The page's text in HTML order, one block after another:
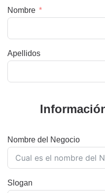
Nombre
Apellidos
Nombre del Negocio
Slogan